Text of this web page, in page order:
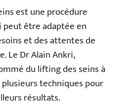
est une procédure
être adaptée en
et des attentes de
Le Dr Alain Ankri,
du lifting des seins à
techniques pour
résultats.